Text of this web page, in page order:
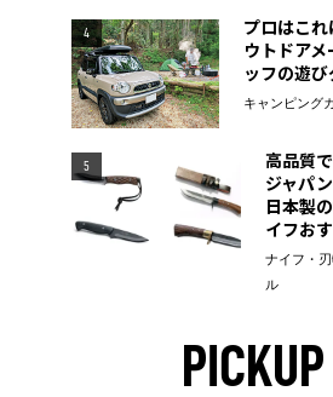
4
プロはこ
ウトドア
ッフの遊
キャンピング
5
高品質
ジャパ
日本製
イフお
ナイフ・
ル
PICKUP